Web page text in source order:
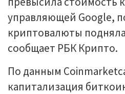
управляющей Google,
криптовалюты
сообщает РБК Крипто.
По данным
капитализация